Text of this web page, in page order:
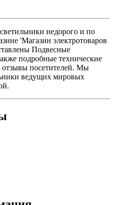
недорого и по
'Магазин электротоваров
Подвесные
подробные технические
отзывы посетителей. Мы
ведущих мировых